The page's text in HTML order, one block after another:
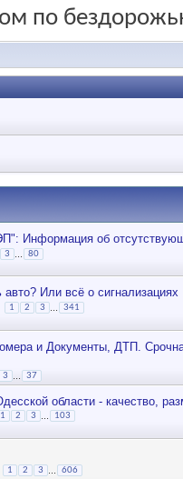
по
Информация об
3 80
авто? Или всё о сигнализациях
1 2 3 341
и Документы, ДТП.
3 37
области - качество,
1 2 3 ... 103
1 2 3 606